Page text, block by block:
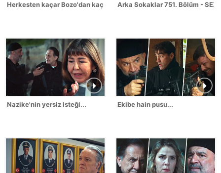
Herkesten kaçar Bozo'dan kaçmaz!Arka Sokaklar 751. Bölüm -
Nazike'nin yersiz isteği... Ekibe hain pusu...